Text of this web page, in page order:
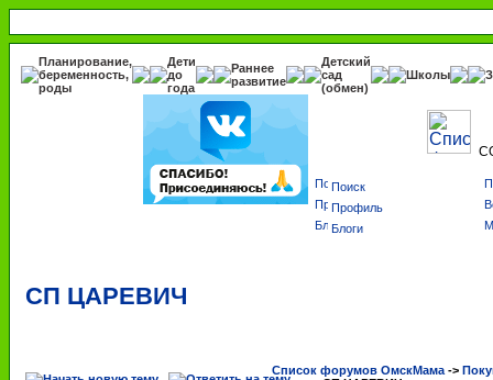
Планирование,
беременность,
роды
Дети
до
года
Раннее
развитие
Детский
сад
(обмен)
Школы
Поиск
Профиль
Блоги
СП ЦАРЕВИЧ
Список форумов ОмскМама ->